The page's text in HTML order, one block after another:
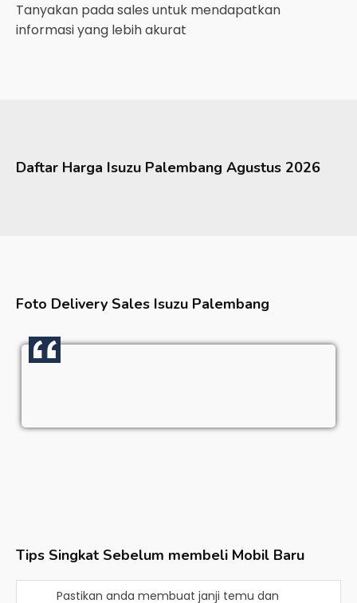
Tanyakan pada sales untuk mendapatkan
informasi yang lebih akurat
Daftar Harga Isuzu Palembang Agustus 2026
Foto Delivery Sales Isuzu Palembang
Tips Singkat Sebelum membeli Mobil Baru
Pastikan anda membuat janji temu dan